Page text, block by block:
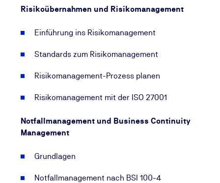
Risikoübernahmen und Risikomanagement
Einführung ins Risikomanagement
Standards zum Risikomanagement
Risikomanagement-Prozess planen
Risikomanagement mit der ISO 27001
Notfallmanagement und Business Continuity
Management
Grundlagen
Notfallmanagement nach BSI 100-4